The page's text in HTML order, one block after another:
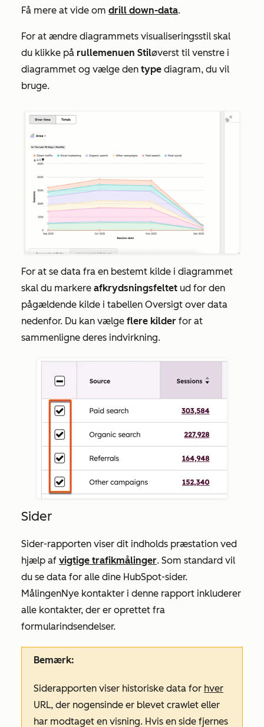
Få mere at vide om drill down-data.
For at ændre diagrammets visualiseringsstil skal
du klikke på rullemenuen Stiløverst til venstre i
diagrammet og vælge den type diagram, du vil
bruge.
For at se data fra en bestemt kilde i diagrammet
skal du markere afkrydsningsfeltet ud for den
pågældende kilde i tabellen Oversigt over data
nedenfor. Du kan vælge flere kilder for at
sammenligne deres indvirkning.
Sider
Sider-rapporten viser dit indholds præstation ved
hjælp af vigtige trafikmålinger. Som standard vil
du se data for alle dine HubSpot-sider.
MålingenNye kontakter i denne rapport inkluderer
alle kontakter, der er oprettet fra
formularindsendelser.
Bemærk:
Siderapporten viser historiske data for hver
URL, der nogensinde er blevet crawlet eller
har modtaget en visning. Hvis en side fjernes